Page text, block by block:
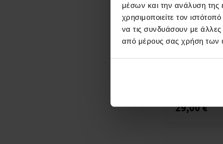
μέσων και την ανάλυση της
χρησιμοποιείτε τον
να τις συνδυάσουν με
από μέρους σας χρήση των
Calvin Klein
Σετ δώρων -
29,00 €